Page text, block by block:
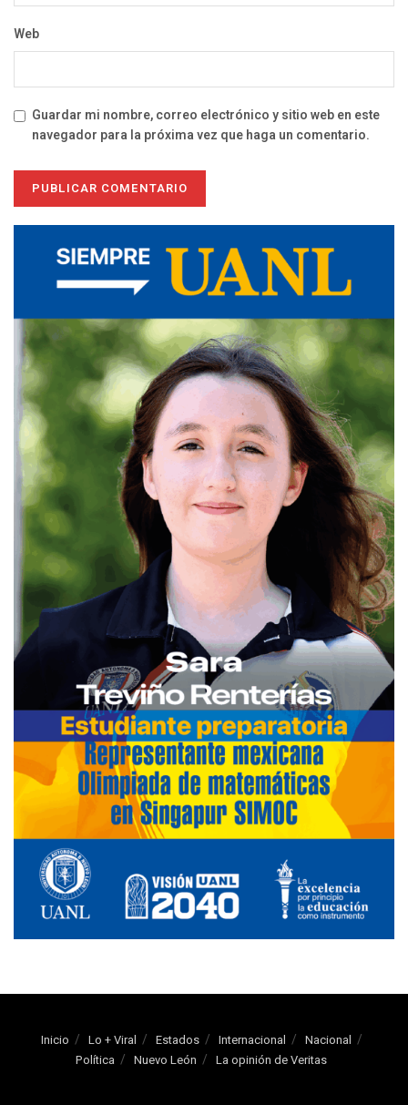
Web
Guardar mi nombre, correo electrónico y sitio web en este
navegador para la próxima vez que haga un comentario.
Inicio Lo + Viral Estados Internacional
Nacional
Política
Nuevo León La opinión de Veritas